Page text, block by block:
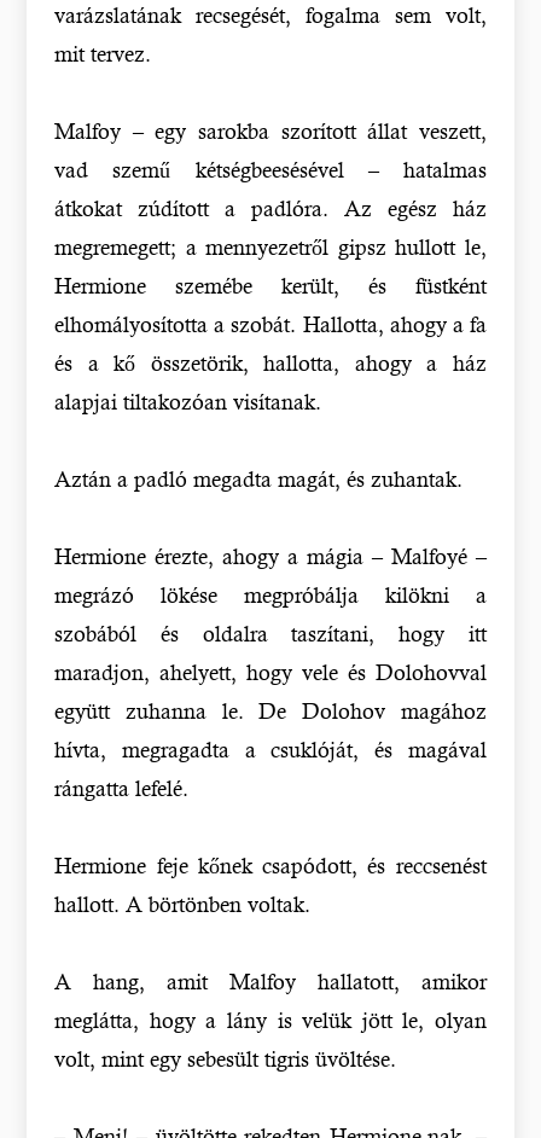
varázslatának recsegését, fogalma sem volt,
mit tervez.
Malfoy – egy sarokba szorított állat veszett,
vad szemű kétségbeesésével – hatalmas
átkokat zúdított a padlóra. Az egész ház
megremegett; a mennyezetről gipsz hullott le,
Hermione szemébe került, és füstként
elhomályosította a szobát. Hallotta, ahogy a fa
és a kő összetörik, hallotta, ahogy a ház
alapjai tiltakozóan visítanak.
Aztán a padló megadta magát, és zuhantak.
Hermione érezte, ahogy a mágia – Malfoyé –
megrázó lökése megpróbálja kilökni a
szobából és oldalra taszítani, hogy itt
maradjon, ahelyett, hogy vele és Dolohovval
együtt zuhanna le. De Dolohov magához
hívta, megragadta a csuklóját, és magával
rángatta lefelé.
Hermione feje kőnek csapódott, és reccsenést
hallott. A börtönben voltak.
A hang, amit Malfoy hallatott, amikor
meglátta, hogy a lány is velük jött le, olyan
volt, mint egy sebesült tigris üvöltése.